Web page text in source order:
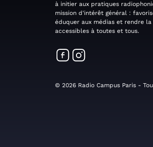
à initier aux pratiques
mission d'intérêt général :
éduquer aux médias et rendre
accessibles à toutes et tous.
© 2026 Radio Campus Paris -